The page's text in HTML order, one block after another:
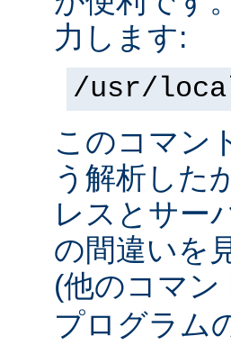
力します:
/usr/
このコマン
う解析した
レスとサー
の間違いを
(他のコマ
プログラム